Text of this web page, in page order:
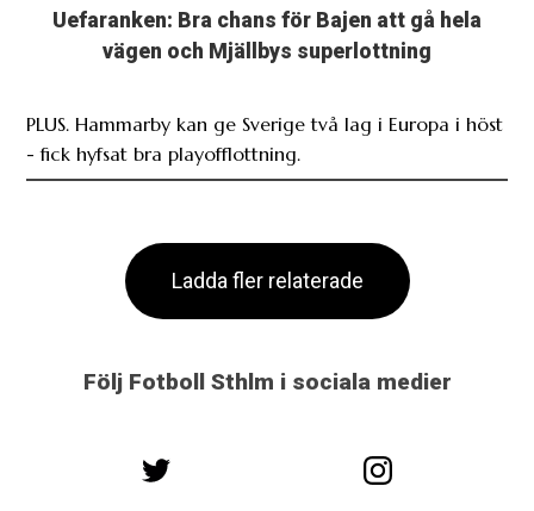
Uefaranken: Bra chans för Bajen att gå hela
vägen och Mjällbys superlottning
PLUS. Hammarby kan ge Sverige två lag i Europa i höst
- fick hyfsat bra playofflottning.
Ladda fler relaterade
Följ Fotboll Sthlm i sociala medier